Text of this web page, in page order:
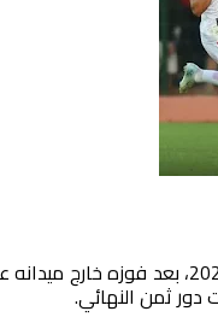
تأهل فريق نهضة بركان إلى ربع نهائي كأس العرش لكرة القدم
دور ثمن النهائي.